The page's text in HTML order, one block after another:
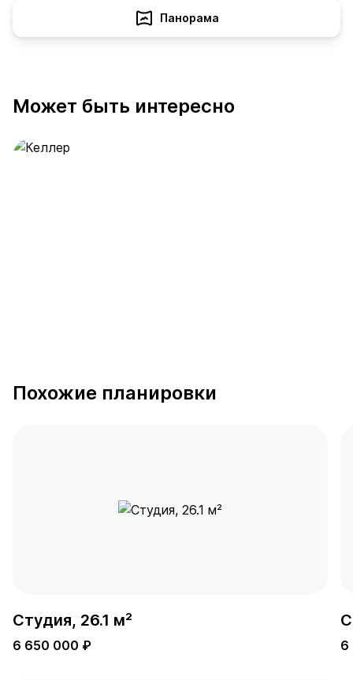
Панорама
Может быть интересно
Похожие планировки
Студия, 26.1 м²
6 650 000 ₽ 6